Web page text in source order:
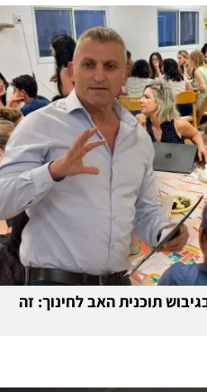
בגיבוש תוכנית האב לחינוך: זה